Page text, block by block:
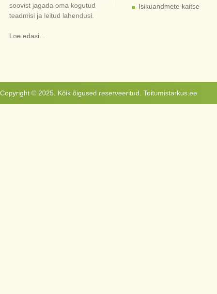
soovist jagada oma kogutud
teadmisi ja leitud lahendusi.
Loe edasi...
Isikuandmete kaitse
Copyright © 2025. Kõik õigused reserveeritud. Toitumistarkus.ee